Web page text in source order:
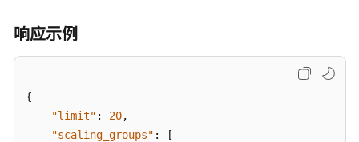
响应示例
{
"limit" : 20,
"scaling_groups" :
[